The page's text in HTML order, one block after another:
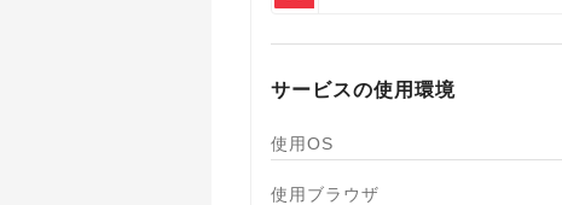
サービスの使用環境
使用OS
使用ブラウザ